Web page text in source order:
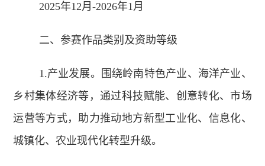
2025年12月-2026年1月
二、参赛作品类别及资助等级
1.产业发展。围绕岭南特色产业、海洋产业、
乡村集体经济等，通过科技赋能、创意转化、市场
运营等方式，助力推动地方新型工业化、信息化、
城镇化、农业现代化转型升级。